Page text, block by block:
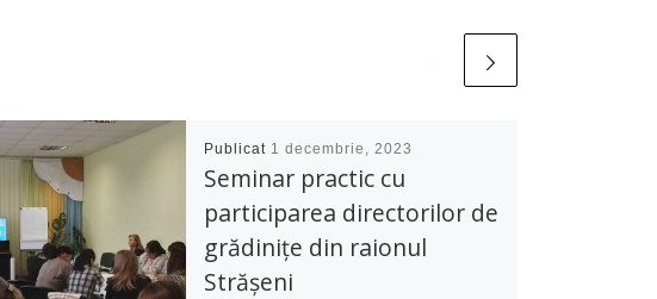
Publicat 1 decembrie, 2023
Seminar practic cu
participarea directorilor de
grădinițe din raionul
Strășeni